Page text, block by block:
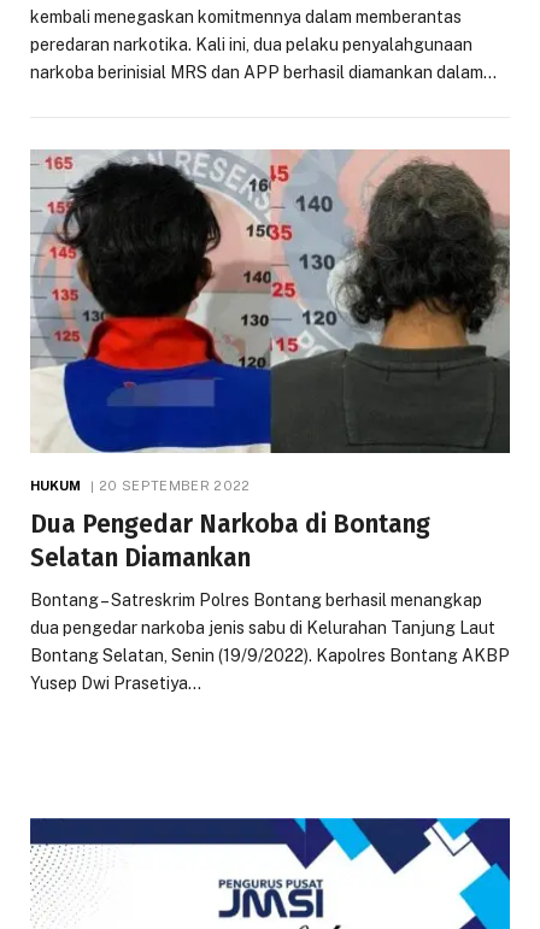
kembali menegaskan komitmennya dalam memberantas
peredaran narkotika. Kali ini, dua pelaku penyalahgunaan
narkoba berinisial MRS dan APP berhasil diamankan dalam…
HUKUM 20 SEPTEMBER 2022
Dua Pengedar Narkoba di Bontang
Selatan Diamankan
Bontang – Satreskrim Polres Bontang berhasil menangkap
dua pengedar narkoba jenis sabu di Kelurahan Tanjung Laut
Bontang Selatan, Senin (19/9/2022). Kapolres Bontang AKBP
Yusep Dwi Prasetiya…